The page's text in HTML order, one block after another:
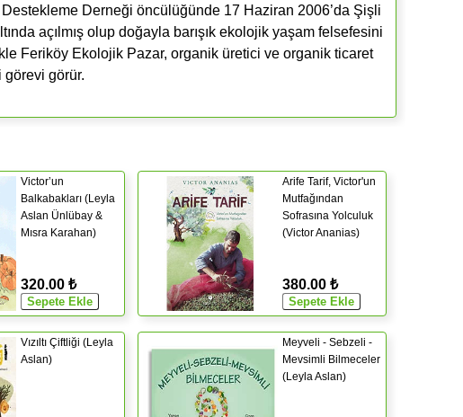
Derneği öncülüğünde 17 Haziran 2006’da Şişli
açılmış olup doğayla barışık ekolojik yaşam felsefesini
Feriköy Ekolojik Pazar, organik üretici ve organik ticaret
görür.
Victor’un
Balkabakları (Leyla
Aslan Ünlübay &
Mısra Karahan)
320.00 ₺
Arife Tarif, Victor'un
Mutfağından
Sofrasına Yolculuk
(Victor Ananias)
380.00 ₺
Vızıltı Çiftliği (Leyla
Aslan)
Meyveli - Sebzeli -
Mevsimli Bilmeceler
(Leyla Aslan)